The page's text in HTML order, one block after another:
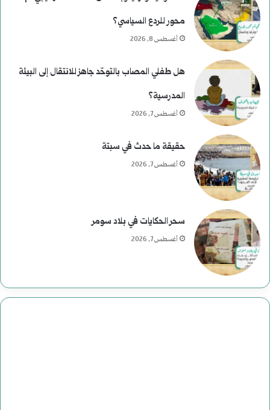
محور للردع السياسي؟
أغسطس 8, 2026
هل طفلي المصاب بالتوحّد جاهز للانتقال إلى البيئة
المدرسية؟
أغسطس 7, 2026
حقيقة ما حدث في سبتة
أغسطس 7, 2026
سحر الحكايات في بلاد سومر
أغسطس 7, 2026